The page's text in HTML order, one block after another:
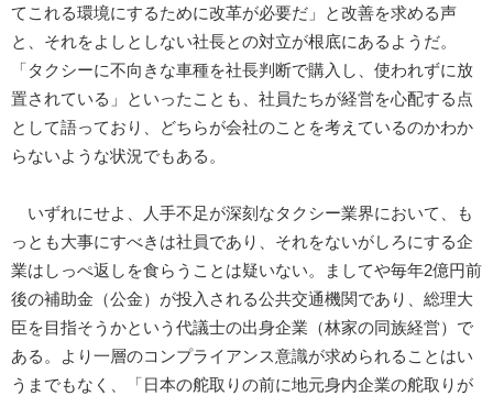
てこれる環境にするために改革が必要だ」と改善を求める声
と、それをよしとしない社長との対立が根底にあるようだ。
「タクシーに不向きな車種を社長判断で購入し、使われずに放
置されている」といったことも、社員たちが経営を心配する点
として語っており、どちらが会社のことを考えているのかわか
らないような状況でもある。
いずれにせよ、人手不足が深刻なタクシー業界において、も
っとも大事にすべきは社員であり、それをないがしろにする企
業はしっぺ返しを食らうことは疑いない。ましてや毎年2億円前
後の補助金（公金）が投入される公共交通機関であり、総理大
臣を目指そうかという代議士の出身企業（林家の同族経営）で
ある。より一層のコンプライアンス意識が求められることはい
うまでもなく、「日本の舵取りの前に地元身内企業の舵取りが